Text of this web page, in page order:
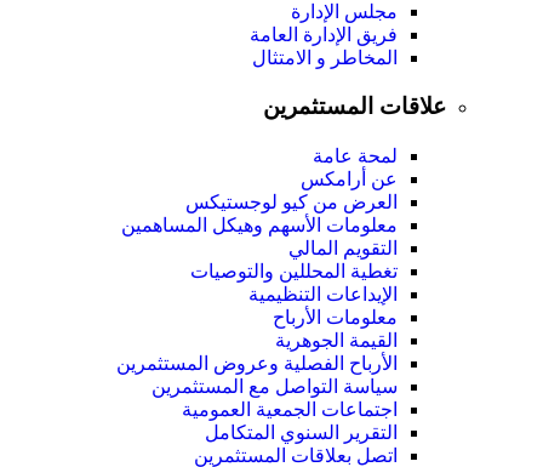
مجلس الإدارة
فريق الإدارة العامة
المخاطر و الامتثال
علاقات المستثمرين
لمحة عامة
عن أرامكس
العرض من كيو لوجستيكس
معلومات الأسهم وهيكل المساهمين
التقويم المالي
تغطية المحللين والتوصيات
الإيداعات التنظيمية
معلومات الأرباح
القيمة الجوهرية
الأرباح الفصلية وعروض المستثمرين
سياسة التواصل مع المستثمرين
اجتماعات الجمعية العمومیة
التقرير السنوي المتكامل
اتصل بعلاقات المستثمرين